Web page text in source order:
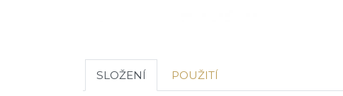
SLOŽENÍ POUŽITÍ